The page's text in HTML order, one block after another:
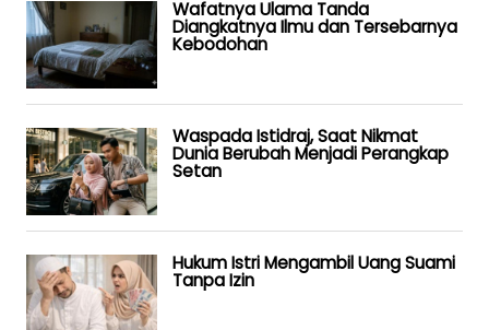
Wafatnya Ulama Tanda
Diangkatnya Ilmu dan Tersebarnya
Kebodohan
Waspada Istidraj, Saat Nikmat
Dunia Berubah Menjadi Perangkap
Setan
Hukum Istri Mengambil Uang Suami
Tanpa Izin